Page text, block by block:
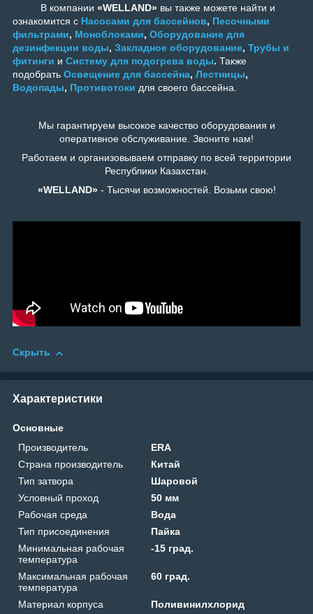
В компании «WELLAND» вы также можете найти и
ознакомится с Насосами для бассейнов, Песочными
фильтрами, Моноблоками, Оборудование для
дезинфекции воды, Закладное оборудование, Трубы и
фитинги и Систему для подогрева воды. Также
подобрать Освещение для бассейна, Лестницы,
Водопады, Противотоки для своего бассейна.
Мы гарантируем высокое качество оборудования и
оперативное обслуживание. Звоните нам!
Работаем и организовываем отправку по всей территории
Республики Казахстан.
«WELLAND»- Тысячи возможностей. Возьми свою!
Скрыть
Характеристики
Основные
Производитель
ERA
Страна производитель
Китай
Тип затвора
Шаровой
Условный проход
50 мм
Рабочая среда
Вода
Тип присоединения
Пайка
Минимальная рабочая
температура
-15 град.
Максимальная рабочая
температура
60 град.
Материал корпуса
Поливинилхлорид